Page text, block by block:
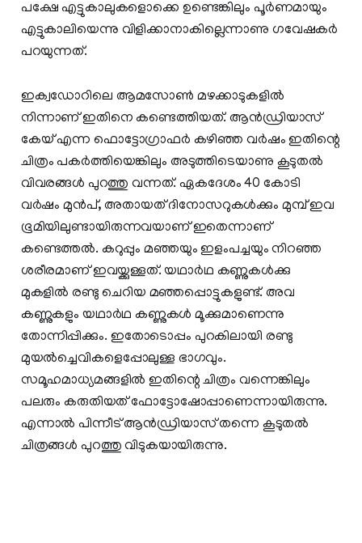
പക്ഷേ എട്ടുകാലുകളൊക്കെ ഉണ്ടെങ്കിലും പൂർണമായും
എട്ടുകാലിയെന്നു വിളിക്കാനാകില്ലെന്നാണു ഗവേഷകർ
പറയുന്നത്.
ഇക്വഡോറിലെ ആമസോണ്‍ മഴക്കാടുകളില്‍
നിന്നാണ് ഇതിനെ കണ്ടെത്തിയത്. ആന്‍ഡ്രിയാസ്
കേയ് എന്ന ഫൊട്ടോഗ്രാഫര്‍ കഴിഞ്ഞ വര്‍ഷം ഇതിന്റെ
ചിത്രം പകര്‍ത്തിയെങ്കിലും അടുത്തിടെയാണു കൂടുതല്‍
വിവരങ്ങള്‍ പുറത്തു വന്നത്. ഏകദേശം 40 കോടി
വര്‍ഷം മുന്‍പ്, അതായത് ദിനോസറുകള്‍ക്കും മുമ്പ് ഇവ
ഭൂമിയിലുണ്ടായിരുന്നവയാണ് ഇതെന്നാണ്
കണ്ടെത്തല്‍. കറുപ്പും മഞ്ഞയും ഇളംപച്ചയും നിറഞ്ഞ
ശരീരമാണ് ഇവയ്ക്കുള്ളത്. യഥാര്‍ഥ കണ്ണുകള്‍ക്കു
മുകളില്‍ രണ്ടു ചെറിയ മഞ്ഞപ്പൊട്ടുകളുണ്ട്. അവ
കണ്ണുകളും യഥാര്‍ഥ കണ്ണുകള്‍ മൂക്കുമാണെന്നു
തോന്നിപ്പിക്കും. ഇതോടൊപ്പം പുറകിലായി രണ്ടു
മുയല്‍ച്ചെവികളെപ്പോലുള്ള ഭാഗവും.
സമൂഹമാധ്യമങ്ങളില്‍ ഇതിന്റെ ചിത്രം വന്നെങ്കിലും
പലരും കരുതിയത് ഫോട്ടോഷോപ്പാണെന്നായിരുന്നു.
എന്നാല്‍ പിന്നീട് ആന്‍ഡ്രിയാസ് തന്നെ കൂടുതല്‍
ചിത്രങ്ങള്‍ പുറത്തു വിടുകയായിരുന്നു.